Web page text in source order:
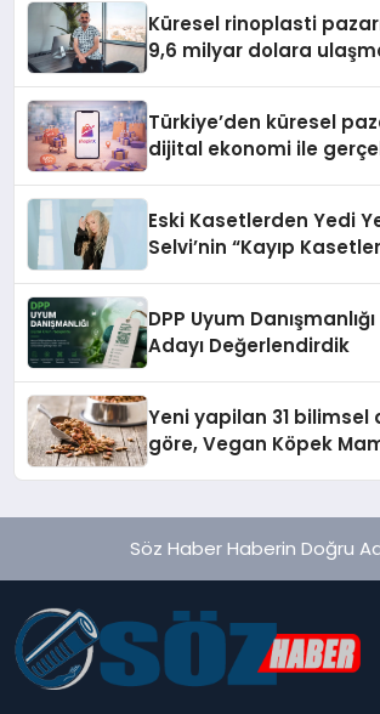
Küresel rinoplasti
9,6 milyar dolara
Türkiye’den küresel
dijital ekonomi ile
Eski Kasetlerden Yedi
Selvi’nin “Kayıp
DPP Uyum
Adayı Değerlendirdik
Yeni yapilan 31 bilimsel
göre, Vegan Köpek
Söz Haber Haberin Doğru